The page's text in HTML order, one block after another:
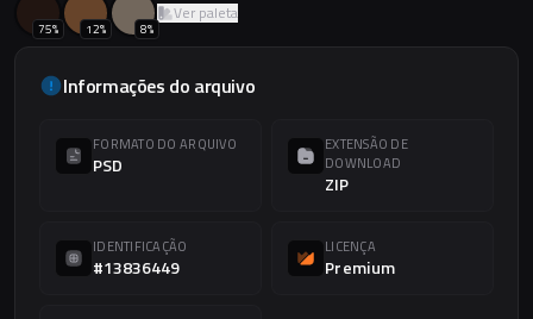
75% 12% 8%
Ver paleta
Informações do arquivo
FORMATO DO ARQUIVO
PSD
EXTENSÃO DE
DOWNLOAD
ZIP
IDENTIFICAÇÃO
#13836449
LICENÇA
Premium